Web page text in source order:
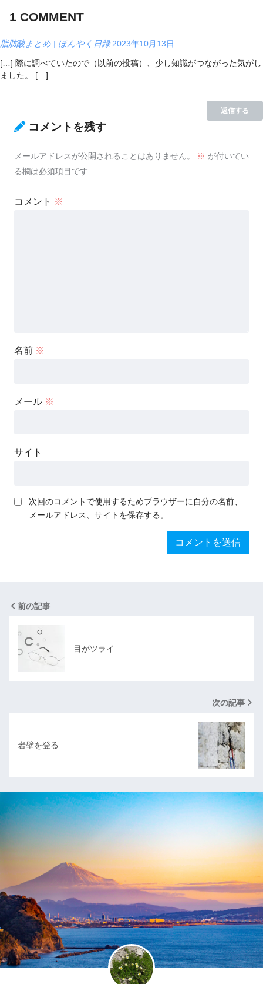
1 COMMENT
脂肪酸まとめ | ほんやく日録 2023年10月13日
[…] 際に調べていたので（以前の投稿）、少し知識がつながった気がし
ました。 […]
返信する
コメントを残す
メールアドレスが公開されることはありません。 ※ が付いてい
る欄は必須項目です
コメント ※
名前 ※
メール ※
サイト
次回のコメントで使用するためブラウザーに自分の名前、
メールアドレス、サイトを保存する。
前の記事
目がツライ
次の記事
岩壁を登る